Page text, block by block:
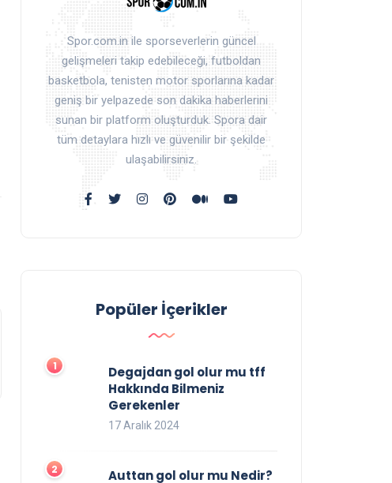
Spor.com.in ile sporseverlerin güncel
gelişmeleri takip edebileceği, futboldan
basketbola, tenisten motor sporlarına kadar
geniş bir yelpazede son dakika haberlerini
sunan bir platform oluşturduk. Spora dair
tüm detaylara hızlı ve güvenilir bir şekilde
ulaşabilirsiniz.
Popüler İçerikler
Degajdan gol olur mu tff
Hakkında Bilmeniz
Gerekenler
17 Aralık 2024
Auttan gol olur mu Nedir?